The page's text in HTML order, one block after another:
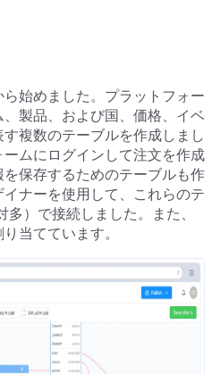
始めました。プラットフォー
製品、および国、価格、イベ
複数のテーブルを作成しまし
ムにログインして注文を作成
保存するためのテーブルも作
ナーを使用して、これらのテ
多）で接続しました。また、
当てています。